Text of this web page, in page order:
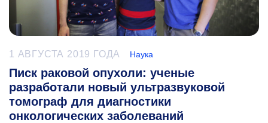
1 АВГУСТА 2019 ГОДА Наука
Писк раковой опухоли: ученые
разработали новый ультразвуковой
томограф для диагностики
онкологических заболеваний